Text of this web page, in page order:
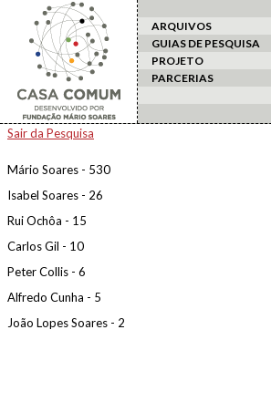
ARQUIVOS
GUIAS DE PESQUISA
PROJETO
PARCERIAS
Sair da Pesquisa
Mário Soares - 530
Isabel Soares - 26
Rui Ochôa - 15
Carlos Gil - 10
Peter Collis - 6
Alfredo Cunha - 5
João Lopes Soares - 2